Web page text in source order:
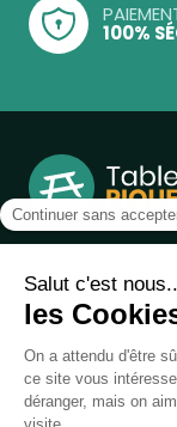
100%
Notre boutique,
pique-nique et de
aux collectvités,
associations.
Infos et contact